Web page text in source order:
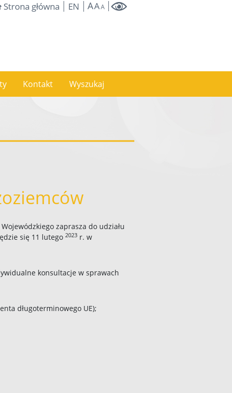
Strona główna EN AAA
Kontakt Wyszukaj
zaprasza do udziału
się 11 lutego 2023r. w
konsultacje w sprawach
długoterminowego UE);